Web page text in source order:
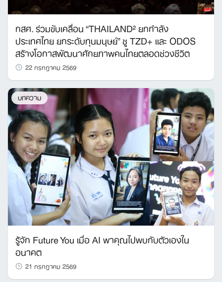
กสศ. ร่วมขับเคลื่อน “THAILAND² ยกกำลัง
ประเทศไทย ยกระดับทุนมนุษย์” ชู TZD+ และ ODOS
สร้างโอกาสพัฒนาศักยภาพคนไทยตลอดช่วงชีวิต
22 กรกฎาคม 2569
บทความ
รู้จัก Future You เมื่อ AI พาคุณไปพบกับตัวเองใน
อนาคต
21 กรกฎาคม 2569